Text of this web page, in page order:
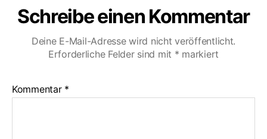
Schreibe einen Kommentar
Deine E-Mail-Adresse wird nicht veröffentlicht.
Erforderliche Felder sind mit * markiert
Kommentar *